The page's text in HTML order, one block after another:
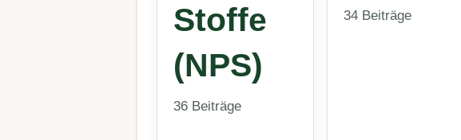
Stoffe
(NPS)
36 Beiträge
34 Beiträge